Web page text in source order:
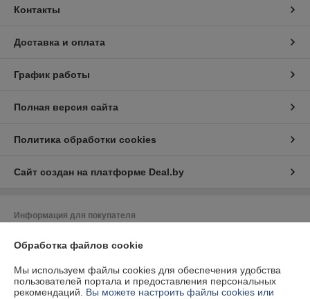
Контакты
Доставка и оплата
График работы
Полная версия сайта
Политика обработки cookies
Сайт создан на платформе Deal.by
Информация для покупателя
220012. Республика Беларусь г.Минск, пр.Независимости, д.93,
Регистрационный номер ЕГР: 191757377
Обработка файлов cookie
Мы используем файлы cookies для обеспечения удобства
пользователей портала и предоставления персональных
рекомендаций. Вы можете настроить файлы cookies или